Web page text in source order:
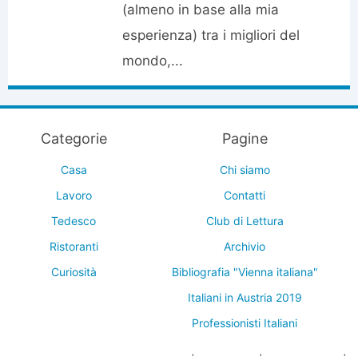
(almeno in base alla mia
esperienza) tra i migliori del
mondo,...
Categorie
Casa
Lavoro
Tedesco
Ristoranti
Curiosità
Pagine
Chi siamo
Contatti
Club di Lettura
Archivio
Bibliografia "Vienna italiana"
Italiani in Austria 2019
Professionisti Italiani